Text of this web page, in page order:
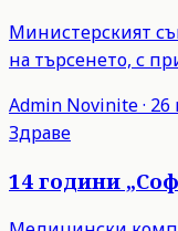
Министерският
на търсенето, с
Admin Novinite· 26
Здраве
14 години